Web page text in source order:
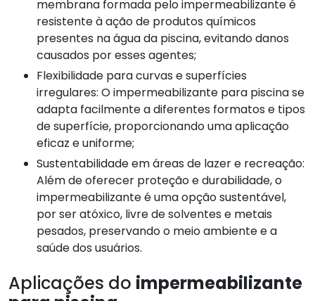
membrana formada pelo impermeabilizante é
resistente à ação de produtos químicos
presentes na água da piscina, evitando danos
causados por esses agentes;
Flexibilidade para curvas e superfícies
irregulares: O impermeabilizante para piscina se
adapta facilmente a diferentes formatos e tipos
de superfície, proporcionando uma aplicação
eficaz e uniforme;
Sustentabilidade em áreas de lazer e recreação:
Além de oferecer proteção e durabilidade, o
impermeabilizante é uma opção sustentável,
por ser atóxico, livre de solventes e metais
pesados, preservando o meio ambiente e a
saúde dos usuários.
Aplicações do impermeabilizante